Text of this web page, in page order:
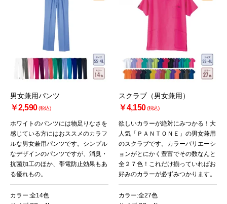
男女兼用パンツ
￥2,590(税込)
ホワイトのパンツには物足りなさを
感じている方にはおススメのカラフ
ルな男女兼用パンツです。シンプル
なデザインのパンツですが、消臭・
抗菌加工のほか、帯電防止効果もあ
る優れもの。
カラー:全14色
スクラブ（男女兼用）
￥4,150(税込)
欲しいカラーが絶対にみつかる！大
人気「ＰＡＮＴＯＮＥ」の男女兼用
のスクラブです。カラーバリエーシ
ョンがとにかく豊富でその数なんと
全２７色！これだけ揃っていればお
好みのカラーが必ずみつかります。
カラー:全27色